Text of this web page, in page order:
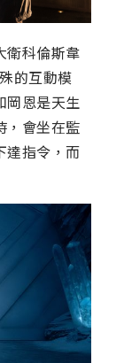
衛科倫斯韋
的互動模
岡恩是天生
，會坐在監
達指令，而